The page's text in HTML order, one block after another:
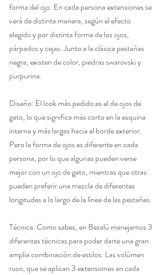
forma del ojo. En cada persona extensiones se
verá de distinta manera, según el efecto
elegido y por distinta forma de los ojos,
párpados y cejas. Junto a la clásica pestañas
negra, existen de color, piedras swarovski y
purpurina.
Diseño: El look más pedido es el de ojos de
gato, lo que significa más corto en la esquina
interna y más largas hacia el borde exterior.
Pero la forma de ojos es diferente en cada
persona, por lo que algunas pueden verse
mejor con un ojo de gato, mientras que otras
pueden preferir una mezcla de diferentes
longitudes a lo largo de la línea de las pestañas.
Técnica: Como sabes, en Bezalú manejamos 3
diferentes técnicas para poder darte una gran
amplia combinación de estilos. Las volúmen
ruso, que se aplican 3 extensiones en cada